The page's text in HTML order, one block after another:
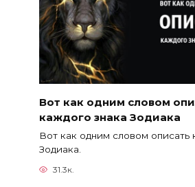
Вот как одним словом
каждого знака Зодиака
Вот как одним словом описать
Зодиака.
31.3к.